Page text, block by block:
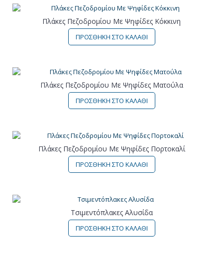
Πλάκες Πεζοδρομίου Με Ψηφίδες Κόκκινη
ΠΡΟΣΘΗΚΗ ΣΤΟ ΚΑΛΑΘΙ
Πλάκες Πεζοδρομίου Με Ψηφίδες Ματούλα
ΠΡΟΣΘΗΚΗ ΣΤΟ ΚΑΛΑΘΙ
Πλάκες Πεζοδρομίου Με Ψηφίδες Πορτοκαλί
ΠΡΟΣΘΗΚΗ ΣΤΟ ΚΑΛΑΘΙ
Τσιμεντόπλακες Αλυσίδα
ΠΡΟΣΘΗΚΗ ΣΤΟ ΚΑΛΑΘΙ